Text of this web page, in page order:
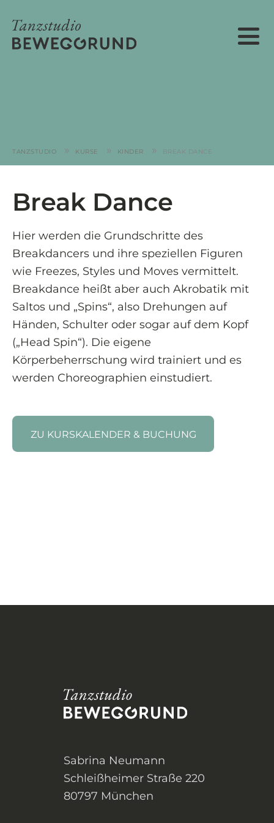
TANZSTUDIO » KURSE » KINDER » BREAK DANCE
Break Dance
Hier werden die Grundschritte des
Breakdancers und ihre speziellen Figuren
wie Freezes, Styles und Moves vermittelt.
Breakdance heißt aber auch Akrobatik mit
Saltos und „Spins“, also Drehungen auf
Händen, Schulter oder sogar auf dem Kopf
(„Head Spin“). Die eigene
Körperbeherrschung wird trainiert und es
werden Choreographien einstudiert.
ZU KURSKALENDER & BUCHUNG
Sabrina Neumann
Schleißheimer Straße 220
80797 München